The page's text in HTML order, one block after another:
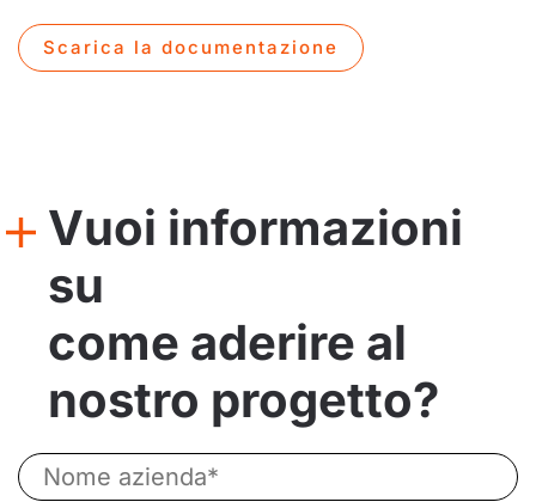
Scarica la documentazione
Vuoi informazioni
su
come aderire al
nostro progetto?